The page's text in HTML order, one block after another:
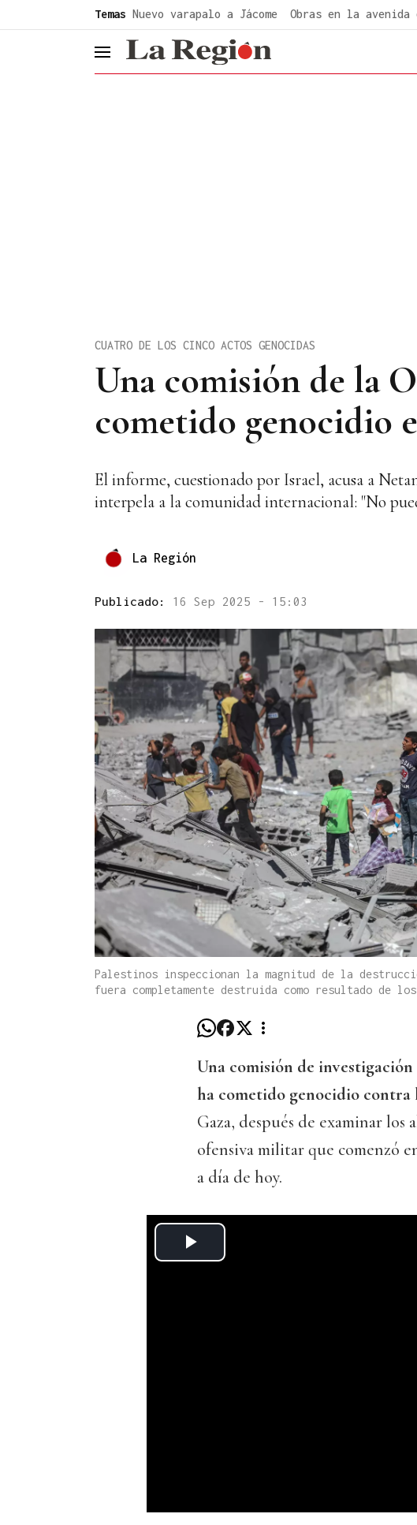
Temas Nuevo varapalo a Jácome Obras en la avenida
header.menu.open
Una comisión de la
cometido genocidio
CUATRO DE LOS CINCO ACTOS GENOCIDAS
El informe, cuestionado por Israel, acusa a
interpela a la comunidad internacional: "No
La Región
Publicado: 16 Sep 2025 - 15:03
Palestinos inspeccionan la magnitud de la
fuera completamente destruida como resultado de
Una comisión de investigación
ha cometido genocidio
Gaza, después de examinar los
ofensiva militar que comenzó
a día de hoy.